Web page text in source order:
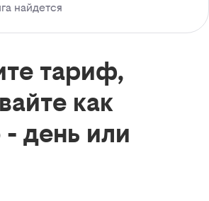
найдется
тариф,
как
день или